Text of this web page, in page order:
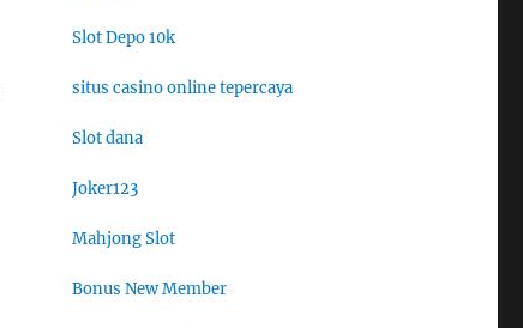
Slot Depo 10k
situs casino online tepercaya
Slot dana
Joker123
Mahjong Slot
Bonus New Member